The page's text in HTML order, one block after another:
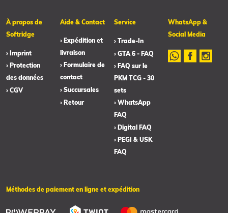
À propos de
Softridge
› Imprint
› Protection
des données
› CGV
Aide & Contact
› Expédition et
livraison
› Formulaire de
contact
› Succursales
› Retour
Service
› Trade-In
› GTA 6 - FAQ
› FAQ sur le
PKM TCG - 30
sets
› WhatsApp
FAQ
› Digital FAQ
› PEGI & USK
FAQ
WhatsApp &
Social Media
Méthodes de paiement en ligne et expédition